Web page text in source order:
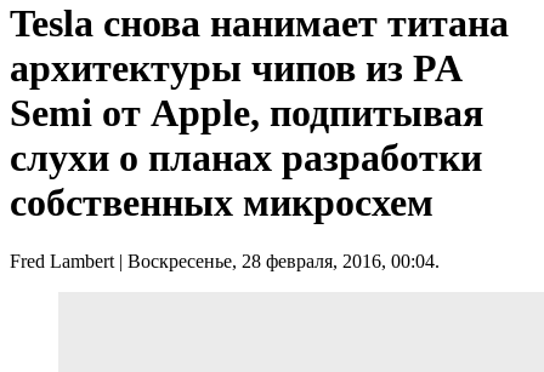
Tesla снова нанимает титана
архитектуры чипов из PA
Semi от Apple, подпитывая
слухи о планах разработки
собственных микросхем
Fred Lambert| Воскресенье, 28 февраля, 2016, 00:04.